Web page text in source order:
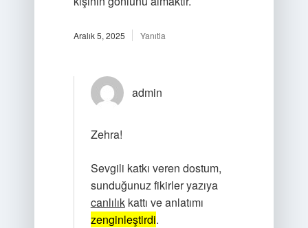
Aralık 5, 2025 Yanıtla
admin
Zehra!
Sevgili katkı veren dostum,
sunduğunuz fikirler yazıya
canlılıkkattı ve anlatımı
zenginleştirdi.